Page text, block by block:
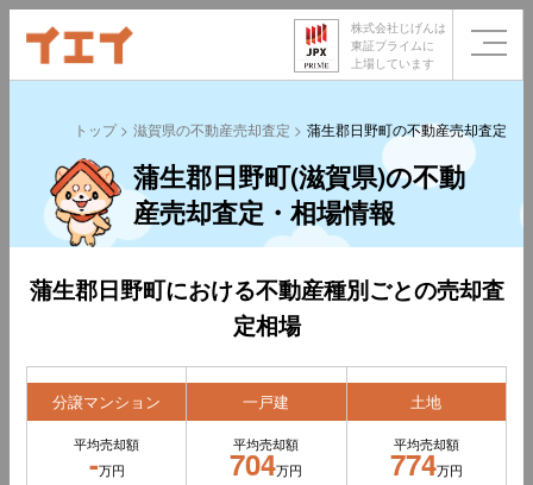
株式会社じげんは
東証プライムに
上場しています
トップ 滋賀県の不動産売却査定 蒲生郡日野町の不動産売却査定
蒲生郡日野町(滋賀県)の不動
産売却査定・相場情報
蒲生郡日野町における不動産種別ごとの売却査
定相場
分譲マンション
平均売却額
-万円
一戸建
平均売却額
704万円
土地
平均売却額
774万円